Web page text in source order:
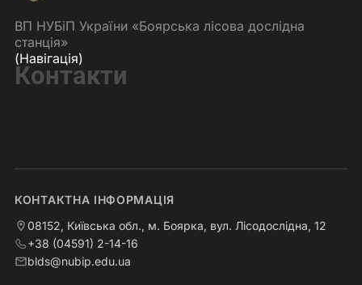
ВП НУБіП України «Боярська лісова дослідна
станція»
(Навігація)
Контакти
КОНТАКТНА ІНФОРМАЦІЯ
08152, Київська обл., м. Боярка, вул. Лісодослідна, 12
+38 (04591) 2-14-16
blds@nubip.edu.ua